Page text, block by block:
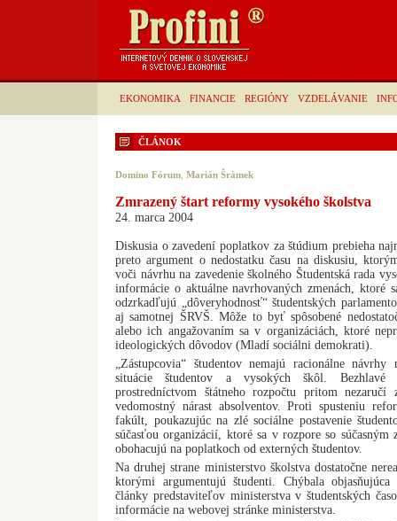
EKONOMIKA FINANCIE REGIÓNY VZDELÁVANIE
ČLÁNOK
Domino Fórum Marián Šrámek
Zmrazený štart reformy vysokého školstva
24. marca 2004
Diskusia o zavedení poplatkov za štúdium prebieha
preto argument o nedostatku času na diskusiu,
voči návrhu na zavedenie školného Študentská rada
informácie o aktuálne navrhovaných zmenách, ktoré
odzrkadľujú „dôveryhodnosť“ študentských
aj samotnej ŠRVŠ. Môže to byť spôsobené
alebo ich angažovaním sa v organizáciách, ktoré
ideologických dôvodov (Mladí sociálni demokrati).
„Zástupcovia“ študentov nemajú racionálne návrhy
situácie študentov a vysokých škôl. Bezhlavé
prostredníctvom štátneho rozpočtu pritom
vedomostný nárast absolventov. Proti spusteniu
fakúlt, poukazujúc na zlé sociálne postavenie
súčasťou organizácií, ktoré sa v rozpore so súčasným
obohacujú na poplatkoch od externých študentov.
Na druhej strane ministerstvo školstva dostatočne
ktorými argumentujú študenti. Chýbala
články predstaviteľov ministerstva v študentských
informácie na webovej stránke ministerstva.